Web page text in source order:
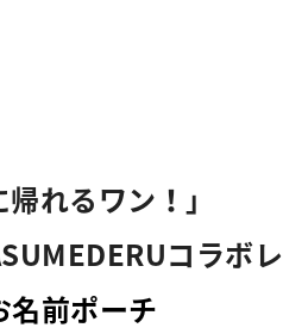
帰れるワン！」
コラボ
前ポーチ